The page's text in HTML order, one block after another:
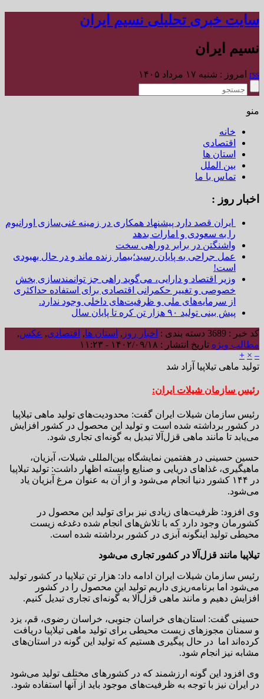
سایت خبری تحلیلی نسیم ایران
نسیم ایران
rss امروز : شنبه ۱۷ مرداد ۱۴۰۵
منو
خانه
اقتصادی
استان ها
بین الملل
تماس با ما
اخبار روز :
ایران قصد دارد پیشنهاد همکاری در زمینه غنی‌سازی اورانیوم
را به سعودی و امارات بدهد
واشنگتن در برابر دوراهی سخت
عمل جراحی به پایان رسید؛بیمار زنده ماند و در حال بهبودی
است!
وزیر اقتصاد و دارایی، می‌گوید راهی جز توانمندسازی بخش
خصوصی و تغییر حکمرانی اقتصادی برای استفاده حداکثری
از سرمایه‌های ملی و ظرفیت‌های داخلی وجود ندارد.
پیش بینی تولید ۹۰ هزار تن کره تا پایان سال
کد خبر : 3689 دسته بندی : اخبار روز , استان ها, اقتصادی, عکس,
مطالب ویژه تاریخ انتشار : ۱۴۰۲/۰۹/۱۸ - ۱۱:۲۳
–
×
+
تولید ماهی تیلاپیا آزاد شد
رئیس سازمان شیلات ایران:
رئیس سازمان شیلات ایران گفت: محدودیت‌های تولید ماهی تیلاپیا
در کشور برداشته شده است و تولید این محصول در کشور افزایش
می‌یابد تا مانند ماهی قزل‌آلا تبدیل به گونه‌ای تجاری شود.
حسین حسینی در هفتمین نمایشگاه‌ بین‌المللی شیلات، آبزیان،
ماهیگیری، غذاهای دریایی و صنایع وابسته اظهار داشت: تولید تیلاپیا
در ۱۴۴ کشور دنیا انجام می‌شود و از آن به عنوان مرغ آبزیان یاد
می‌شود.
وی افزود: ظرفیت‌های زیادی نیز برای تولید این محصول در
کشورمان وجود دارد که با تلاش‌های انجام شده دغدغه زیست
محیطی تولید اینگونه آبزی در کشور برداشته شده است.
تیلاپیا مانند قزل‌آلا در کشور تجاری می‌شود
رئیس سازمان شیلات ایران ادامه داد: هزار تن تیلاپیا در کشور تولید
می‌شود اما برنامه‌ریزی داریم تولید این محصول را در کشور
افزایش دهیم و مانند ماهی قزل‌آلا به گونه‌ای تجاری تبدیل کنیم.
حسینی گفت: استان‌های خراسان جنوبی، خراسان رضوی، قم‌، یزد
و سمنان مجوزهای زیست محیطی برای تولید ماهی تیلاپیا دریافت
کرده‌اند اما در حال پیگیری هستیم که تولید این گونه در استان‌های
مشابه نیز انجام شود.
وی افزود‌ این گونه ارزشمند که در کشورهای مختلف تولید می‌شود
در ایران نیز با توجه به ظرفیت‌های موجود باید از آنها استفاده شود.